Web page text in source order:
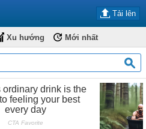
Tải lên
Xu hướng Mới nhất